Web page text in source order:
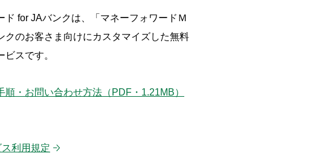
ド for JAバンクは、「マネーフォワードＭ
クのお客さま向けにカスタマイズした無料
スです。
順・お問い合わせ方法（PDF・1.21MB）
利用規定